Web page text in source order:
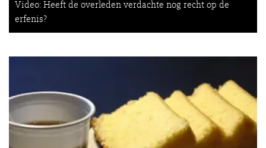
Video: Heeft de overleden verdachte nog recht op de
erfenis?